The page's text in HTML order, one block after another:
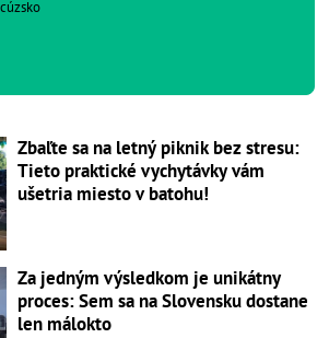
Zbaľte sa na letný piknik bez stresu:
Tieto praktické vychytávky vám
ušetria miesto v batohu!
Za jedným výsledkom je unikátny
proces: Sem sa na Slovensku dostane
len málokto